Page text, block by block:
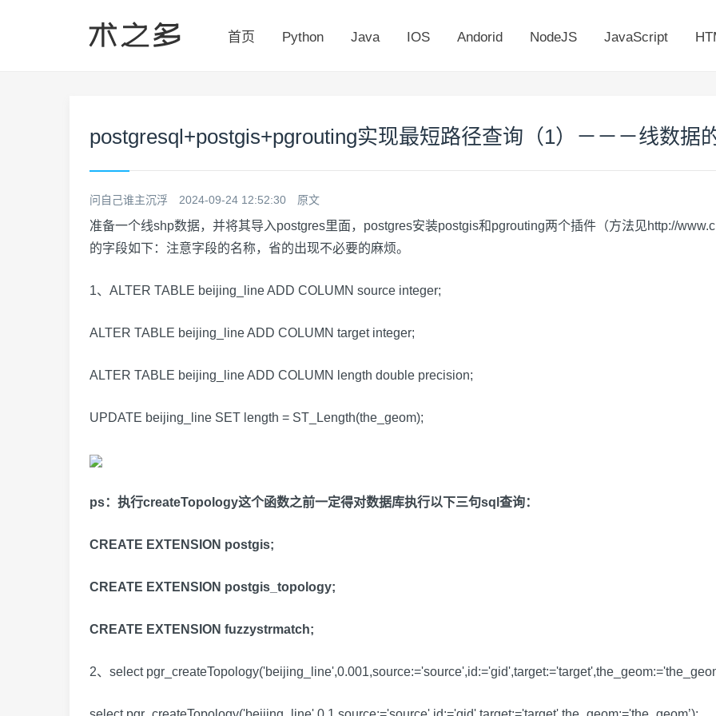
首页 Python Java IOS Andorid NodeJS JavaScript
postgresql+postgis+pgrouting实现最短路径查询（1）－－－线数据
问自己谁主沉浮 2024-09-24 12:52:30 原文
准备一个线shp数据，并将其导入postgres里面，postgres安装postgis和pgrouting两个插件（方法见http://
的字段如下：注意字段的名称，省的出现不必要的麻烦。
1、ALTER TABLE beijing_line ADD COLUMN source integer;
ALTER TABLE beijing_line ADD COLUMN target integer;
ALTER TABLE beijing_line ADD COLUMN length double precision;
UPDATE beijing_line SET length = ST_Length(the_geom);
ps：执行createTopology这个函数之前一定得对数据库执行以下三句sql查询：
CREATE EXTENSION postgis;
CREATE EXTENSION postgis_topology;
CREATE EXTENSION fuzzystrmatch;
2、select